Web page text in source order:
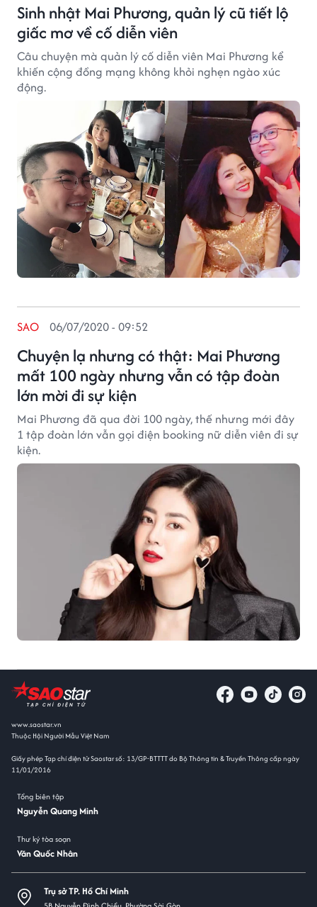
Sinh nhật Mai Phương, quản lý cũ tiết lộ
giấc mơ về cố diễn viên
Câu chuyện mà quản lý cố diễn viên Mai Phương kể
khiến cộng đồng mạng không khỏi nghẹn ngào xúc
động.
Chuyện lạ nhưng có thật: Mai Phương
mất 100 ngày nhưng vẫn có tập đoàn
lớn mời đi sự kiện
SAO 06/07/2020 - 09:52
Mai Phương đã qua đời 100 ngày, thế nhưng mới đây
1 tập đoàn lớn vẫn gọi điện booking nữ diễn viên đi sự
kiện.
www.saostar.vn
Thuộc Hội Người Mẫu Việt Nam
Giấy phép Tạp chí điện tử Saostar số: 13/GP-BTTTT do Bộ Thông tin & Truyền Thông cấp ngày
11/01/2016
Tổng biên tập
Nguyễn Quang Minh
Thư ký tòa soạn
Văn Quốc Nhân
Trụ sở TP. Hồ Chí Minh